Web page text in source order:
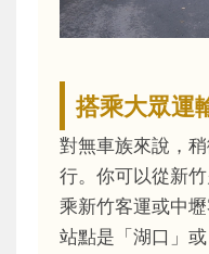
搭乘大眾運
對無車族來說，
行。你可以從新
乘新竹客運或中
站點是「湖口」